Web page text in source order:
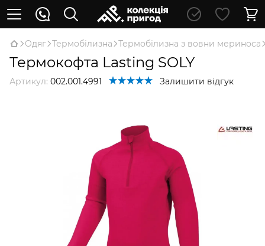
Oдяг Термобілизна Термобілизна з вовни мериноса
Термокофта Lasting SOLY
Артикул: 002.001.4991 Залишити відгук